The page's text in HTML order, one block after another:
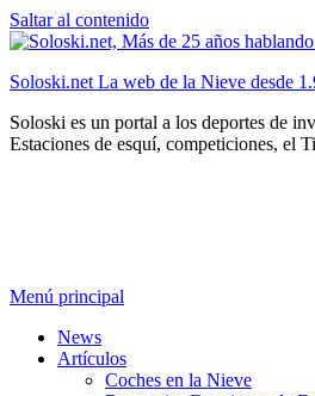
Saltar al contenido
Soloski.net La web de la Nieve desde
Soloski es un portal a los deportes de
Estaciones de esquí, competiciones, el
Menú principal
News
Artículos
Coches en la Nieve